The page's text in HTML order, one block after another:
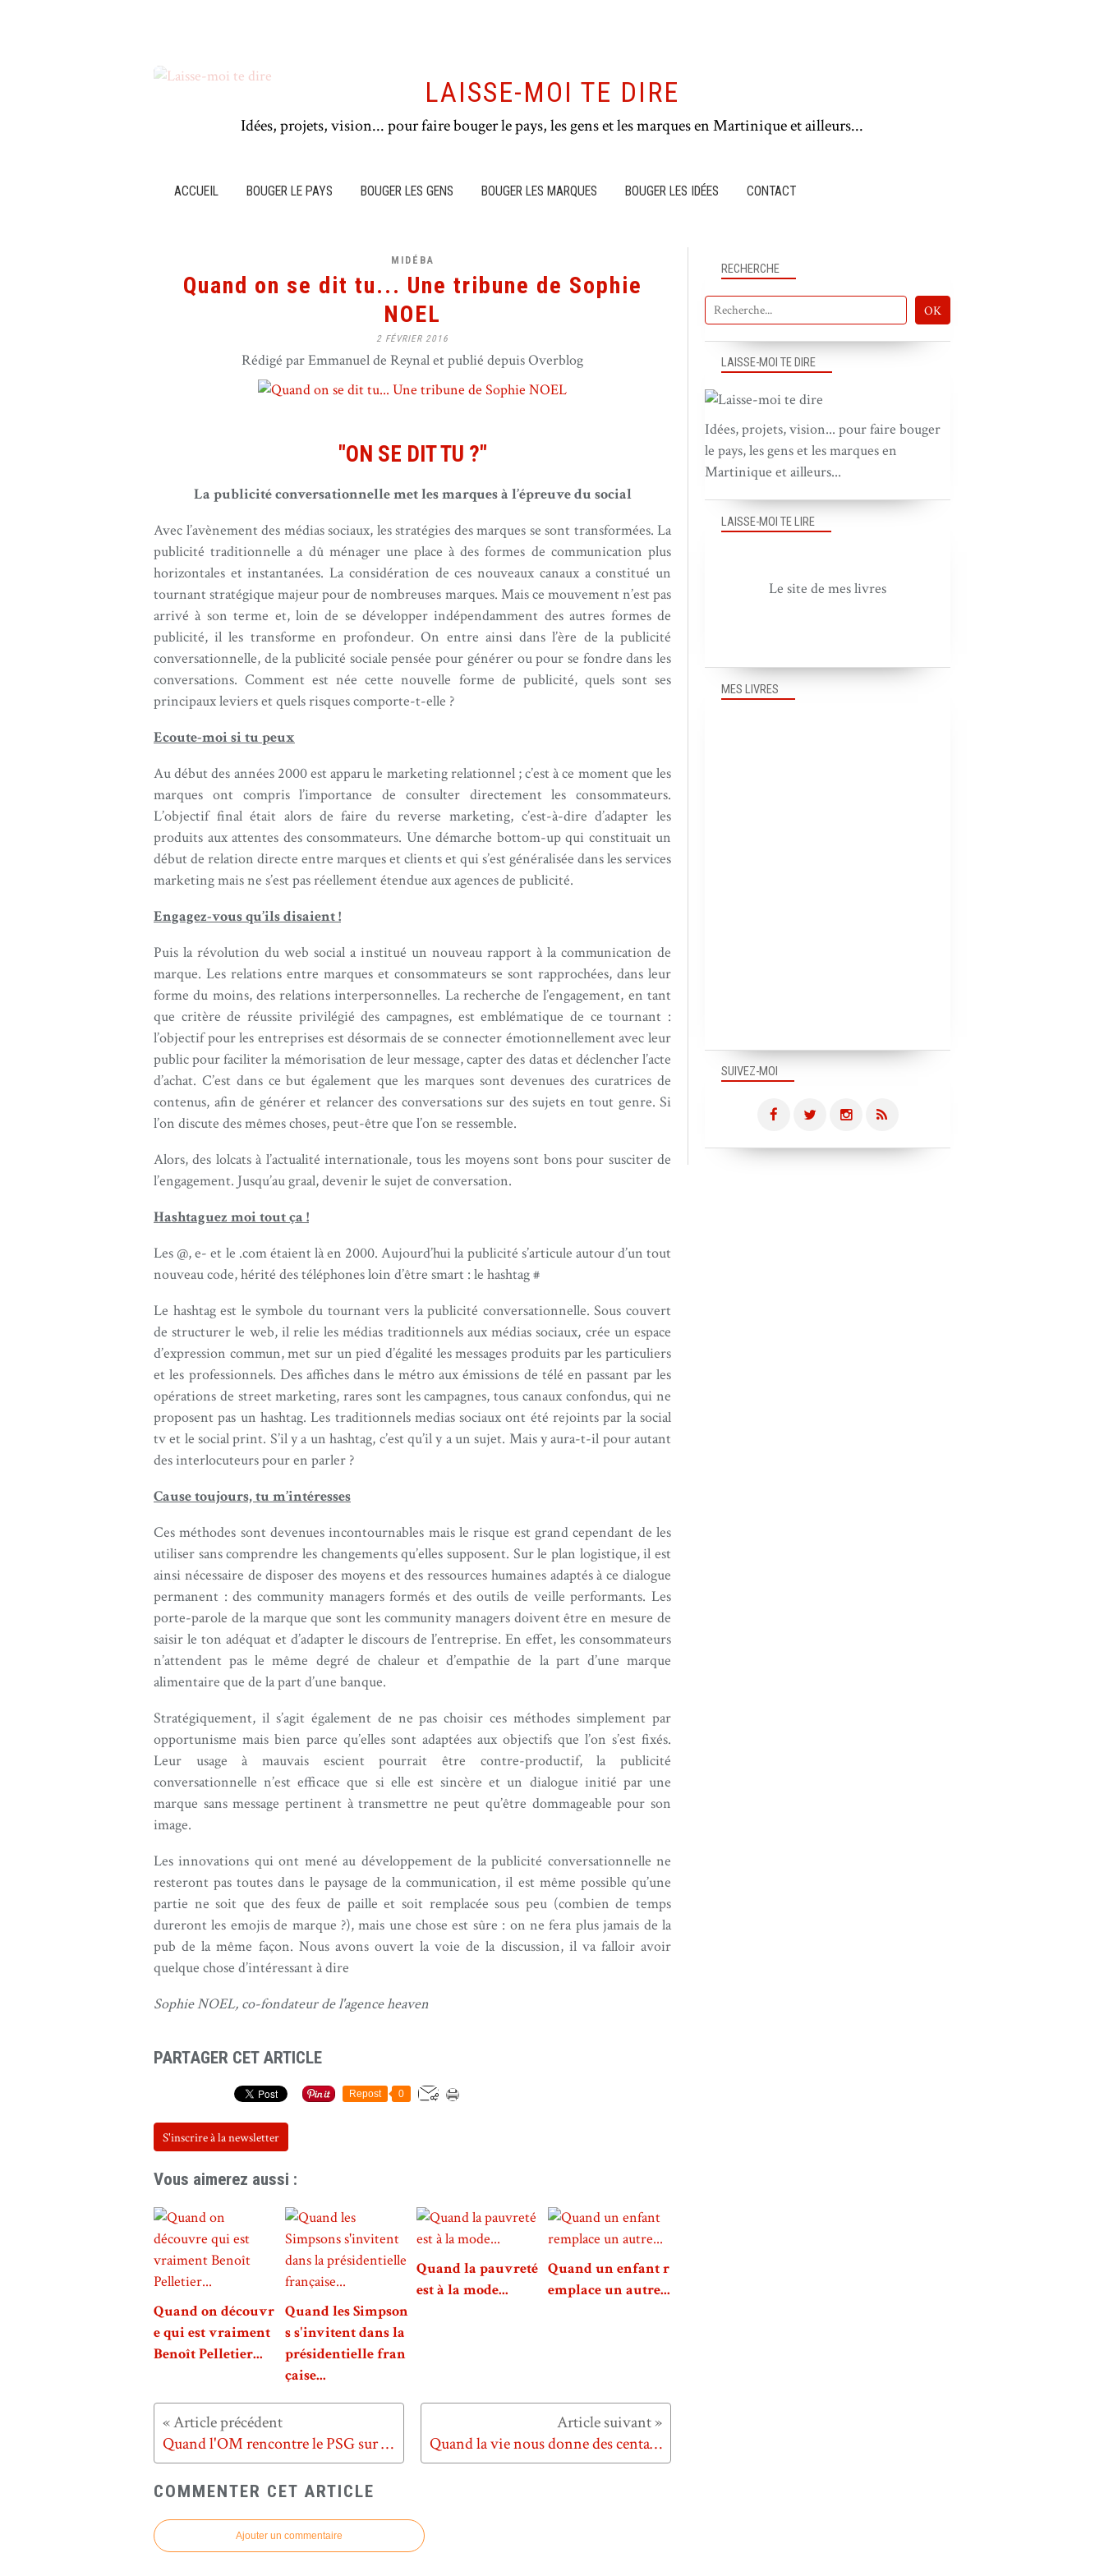
LAISSE-MOI TE DIRE
Idées, projets, vision... pour faire bouger le pays, les gens et les marques en Martinique et ailleurs...
ACCUEIL BOUGER LE PAYS BOUGER LES GENS BOUGER LES MARQUES BOUGER LES IDÉES CONTACT
MIDÉBA
Quand on se dit tu... Une tribune de Sophie
NOEL
2 FÉVRIER 2016
Rédigé par Emmanuel de Reynal et publié depuis Overblog
"ON SE DIT TU ?"
La publicité conversationnelle met les marques à l’épreuve du social
Avec l’avènement des médias sociaux, les stratégies des marques se sont transformées. La
publicité traditionnelle a dû ménager une place à des formes de communication plus
horizontales et instantanées. La considération de ces nouveaux canaux a constitué un
tournant stratégique majeur pour de nombreuses marques. Mais ce mouvement n’est pas
arrivé à son terme et, loin de se développer indépendamment des autres formes de
publicité, il les transforme en profondeur. On entre ainsi dans l’ère de la publicité
conversationnelle, de la publicité sociale pensée pour générer ou pour se fondre dans les
conversations. Comment est née cette nouvelle forme de publicité, quels sont ses
principaux leviers et quels risques comporte-t-elle ?
Ecoute-moi si tu peux
Au début des années 2000 est apparu le marketing relationnel ; c’est à ce moment que les
marques ont compris l’importance de consulter directement les consommateurs.
L’objectif final était alors de faire du reverse marketing, c’est-à-dire d’adapter les
produits aux attentes des consommateurs. Une démarche bottom-up qui constituait un
début de relation directe entre marques et clients et qui s’est généralisée dans les services
marketing mais ne s’est pas réellement étendue aux agences de publicité.
Engagez-vous qu’ils disaient !
Puis la révolution du web social a institué un nouveau rapport à la communication de
marque. Les relations entre marques et consommateurs se sont rapprochées, dans leur
forme du moins, des relations interpersonnelles. La recherche de l’engagement, en tant
que critère de réussite privilégié des campagnes, est emblématique de ce tournant :
l’objectif pour les entreprises est désormais de se connecter émotionnellement avec leur
public pour faciliter la mémorisation de leur message, capter des datas et déclencher l’acte
d’achat. C’est dans ce but également que les marques sont devenues des curatrices de
contenus, afin de générer et relancer des conversations sur des sujets en tout genre. Si
l’on discute des mêmes choses, peut-être que l’on se ressemble.
Alors, des lolcats à l’actualité internationale, tous les moyens sont bons pour susciter de
l’engagement. Jusqu’au graal, devenir le sujet de conversation.
Hashtaguez moi tout ça !
Les @, e- et le .com étaient là en 2000. Aujourd’hui la publicité s’articule autour d’un tout
nouveau code, hérité des téléphones loin d’être smart : le hashtag #
Le hashtag est le symbole du tournant vers la publicité conversationnelle. Sous couvert
de structurer le web, il relie les médias traditionnels aux médias sociaux, crée un espace
d’expression commun, met sur un pied d’égalité les messages produits par les particuliers
et les professionnels. Des affiches dans le métro aux émissions de télé en passant par les
opérations de street marketing, rares sont les campagnes, tous canaux confondus, qui ne
proposent pas un hashtag. Les traditionnels medias sociaux ont été rejoints par la social
tv et le social print. S’il y a un hashtag, c’est qu’il y a un sujet. Mais y aura-t-il pour autant
des interlocuteurs pour en parler ?
Cause toujours, tu m’intéresses
Ces méthodes sont devenues incontournables mais le risque est grand cependant de les
utiliser sans comprendre les changements qu’elles supposent. Sur le plan logistique, il est
ainsi nécessaire de disposer des moyens et des ressources humaines adaptés à ce dialogue
permanent : des community managers formés et des outils de veille performants. Les
porte-parole de la marque que sont les community managers doivent être en mesure de
saisir le ton adéquat et d’adapter le discours de l’entreprise. En effet, les consommateurs
n’attendent pas le même degré de chaleur et d’empathie de la part d’une marque
alimentaire que de la part d’une banque.
Stratégiquement, il s’agit également de ne pas choisir ces méthodes simplement par
opportunisme mais bien parce qu’elles sont adaptées aux objectifs que l’on s’est fixés.
Leur usage à mauvais escient pourrait être contre-productif, la publicité
conversationnelle n’est efficace que si elle est sincère et un dialogue initié par une
marque sans message pertinent à transmettre ne peut qu’être dommageable pour son
image.
Les innovations qui ont mené au développement de la publicité conversationnelle ne
resteront pas toutes dans le paysage de la communication, il est même possible qu’une
partie ne soit que des feux de paille et soit remplacée sous peu (combien de temps
dureront les emojis de marque ?), mais une chose est sûre : on ne fera plus jamais de la
pub de la même façon. Nous avons ouvert la voie de la discussion, il va falloir avoir
quelque chose d’intéressant à dire
Sophie NOEL, co-fondateur de l'agence heaven
PARTAGER CET ARTICLE
Repost 0
S'inscrire à la newsletter
Vous aimerez aussi :
Quand on découvr
e qui est vraiment
Benoît Pelletier...
Quand les Simpson
s s'invitent dans la
présidentielle fran
çaise...
Quand la pauvreté
est à la mode...
Quand un enfant r
emplace un autre...
Quand l'OM rencontre le PSG sur Canal+... Quand la vie nous donne des centaines de surnoms...
COMMENTER CET ARTICLE
Ajouter un commentaire
SUIVEZ-MOI
RECHERCHE
LAISSE-MOI TE DIRE
Idées, projets, vision... pour faire bouger
le pays, les gens et les marques en
Martinique et ailleurs...
MES LIVRES
LAISSE-MOI TE LIRE
Le site de mes livres